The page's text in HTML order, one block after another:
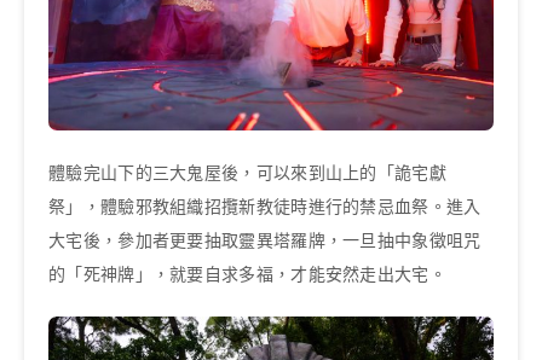
體驗完山下的三大鬼屋後，可以來到山上的「詭宅獻
祭」，體驗邪教組織招攬新教徒時進行的禁忌血祭。進入
大宅後，參加者更要抽取靈異塔羅牌，一旦抽中象徵咀咒
的「死神牌」，就要自求多福，才能安然走出大宅。